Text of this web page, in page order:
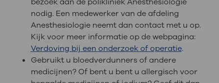
nodig. Een medewerker van de afdeling
Anesthesiologie neemt dan contact met u op.
Kijk voor meer informatie op de webpagina:
Verdoving bij een onderzoek of operatie.
Gebruikt u bloedverdunners of andere
medicijnen? Of bent u bent u allergisch voor